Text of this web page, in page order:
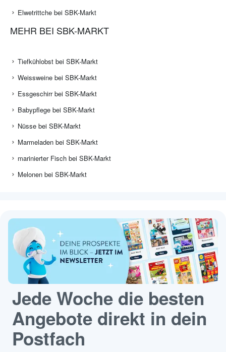
Elwetrittche bei SBK-Markt
MEHR BEI SBK-MARKT
Tiefkühlobst bei SBK-Markt
Weissweine bei SBK-Markt
Essgeschirr bei SBK-Markt
Babypflege bei SBK-Markt
Nüsse bei SBK-Markt
Marmeladen bei SBK-Markt
marinierter Fisch bei SBK-Markt
Melonen bei SBK-Markt
Jede Woche die besten
Angebote direkt in dein
Postfach